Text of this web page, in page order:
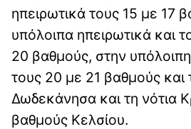
ηπειρωτικά τους 15 με 17
υπόλοιπα ηπειρωτικά και
20 βαθμούς, στην
τους 20 με 21 βαθμούς και
Δωδεκάνησα και τη νότια
βαθμούς Κελσίου.